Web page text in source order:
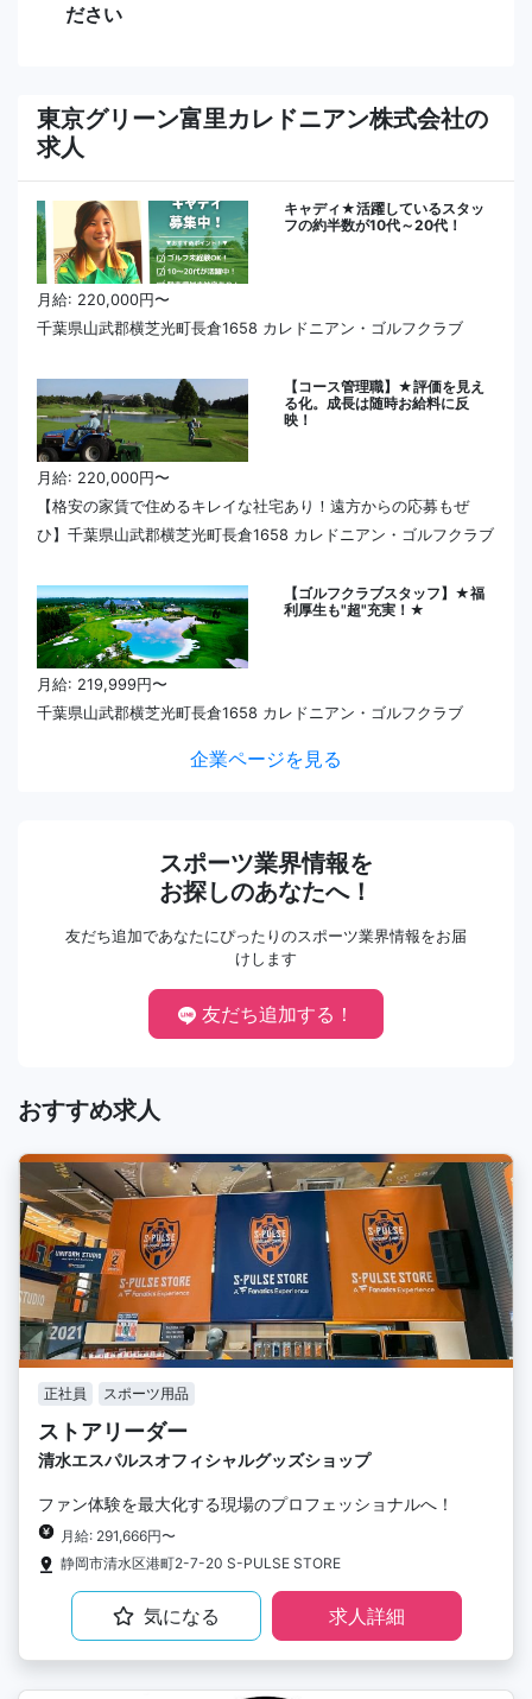
ださい
東京グリーン富里カレドニアン株式会社の
求人
キャディ★活躍しているスタッ
フの約半数が10代～20代！
月給: 220,000円〜
千葉県山武郡横芝光町長倉1658 カレドニアン・ゴルフクラブ
【コース管理職】★評価を見え
る化。成長は随時お給料に反
映！
月給: 220,000円〜
【格安の家賃で住めるキレイな社宅あり！遠方からの応募もぜ
ひ】千葉県山武郡横芝光町長倉1658 カレドニアン・ゴルフクラブ
【ゴルフクラブスタッフ】★福
利厚生も"超"充実！★
月給: 219,999円〜
千葉県山武郡横芝光町長倉1658 カレドニアン・ゴルフクラブ
企業ページを見る
スポーツ業界情報を
お探しのあなたへ！
友だち追加であなたにぴったりのスポーツ業界情報をお届
けします
友だち追加する！
おすすめ求人
正社員 スポーツ用品
ストアリーダー
清水エスパルスオフィシャルグッズショップ
ファン体験を最大化する現場のプロフェッショナルへ！
月給: 291,666円〜
静岡市清水区港町2-7-20 S-PULSE STORE
気になる 求人詳細